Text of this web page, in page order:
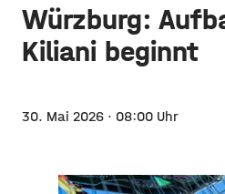
Würzburg:
Kiliani beginnt
30. Mai 2026 · 08:00 Uhr